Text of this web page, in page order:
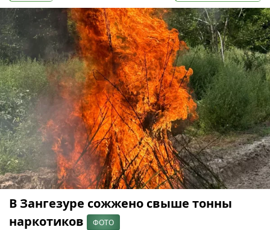
В Зангезуре сожжено свыше тонны
наркотиков
ФОТО